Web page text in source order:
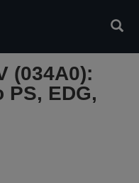
(034A0):
PS, EDG,